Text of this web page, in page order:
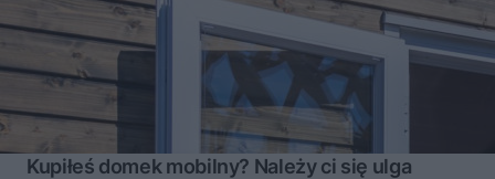
Kupiłeś domek mobilny? Należy ci się ulga